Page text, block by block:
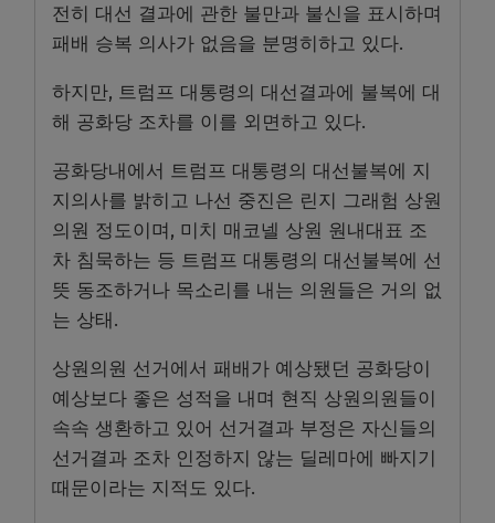
전히 대선 결과에 관한 불만과 불신을 표시하며
패배 승복 의사가 없음을 분명히하고 있다.
하지만, 트럼프 대통령의 대선결과에 불복에 대
해 공화당 조차를 이를 외면하고 있다.
공화당내에서 트럼프 대통령의 대선불복에 지
지의사를 밝히고 나선 중진은 린지 그래험 상원
의원 정도이며, 미치 매코넬 상원 원내대표 조
차 침묵하는 등 트럼프 대통령의 대선불복에 선
뜻 동조하거나 목소리를 내는 의원들은 거의 없
는 상태.
상원의원 선거에서 패배가 예상됐던 공화당이
예상보다 좋은 성적을 내며 현직 상원의원들이
속속 생환하고 있어 선거결과 부정은 자신들의
선거결과 조차 인정하지 않는 딜레마에 빠지기
때문이라는 지적도 있다.